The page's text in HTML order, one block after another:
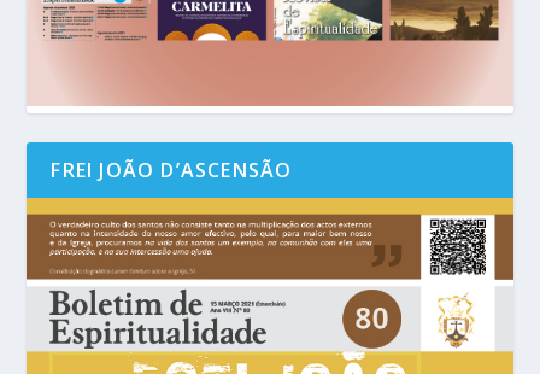
FREI JOÃO D’ASCENSÃO